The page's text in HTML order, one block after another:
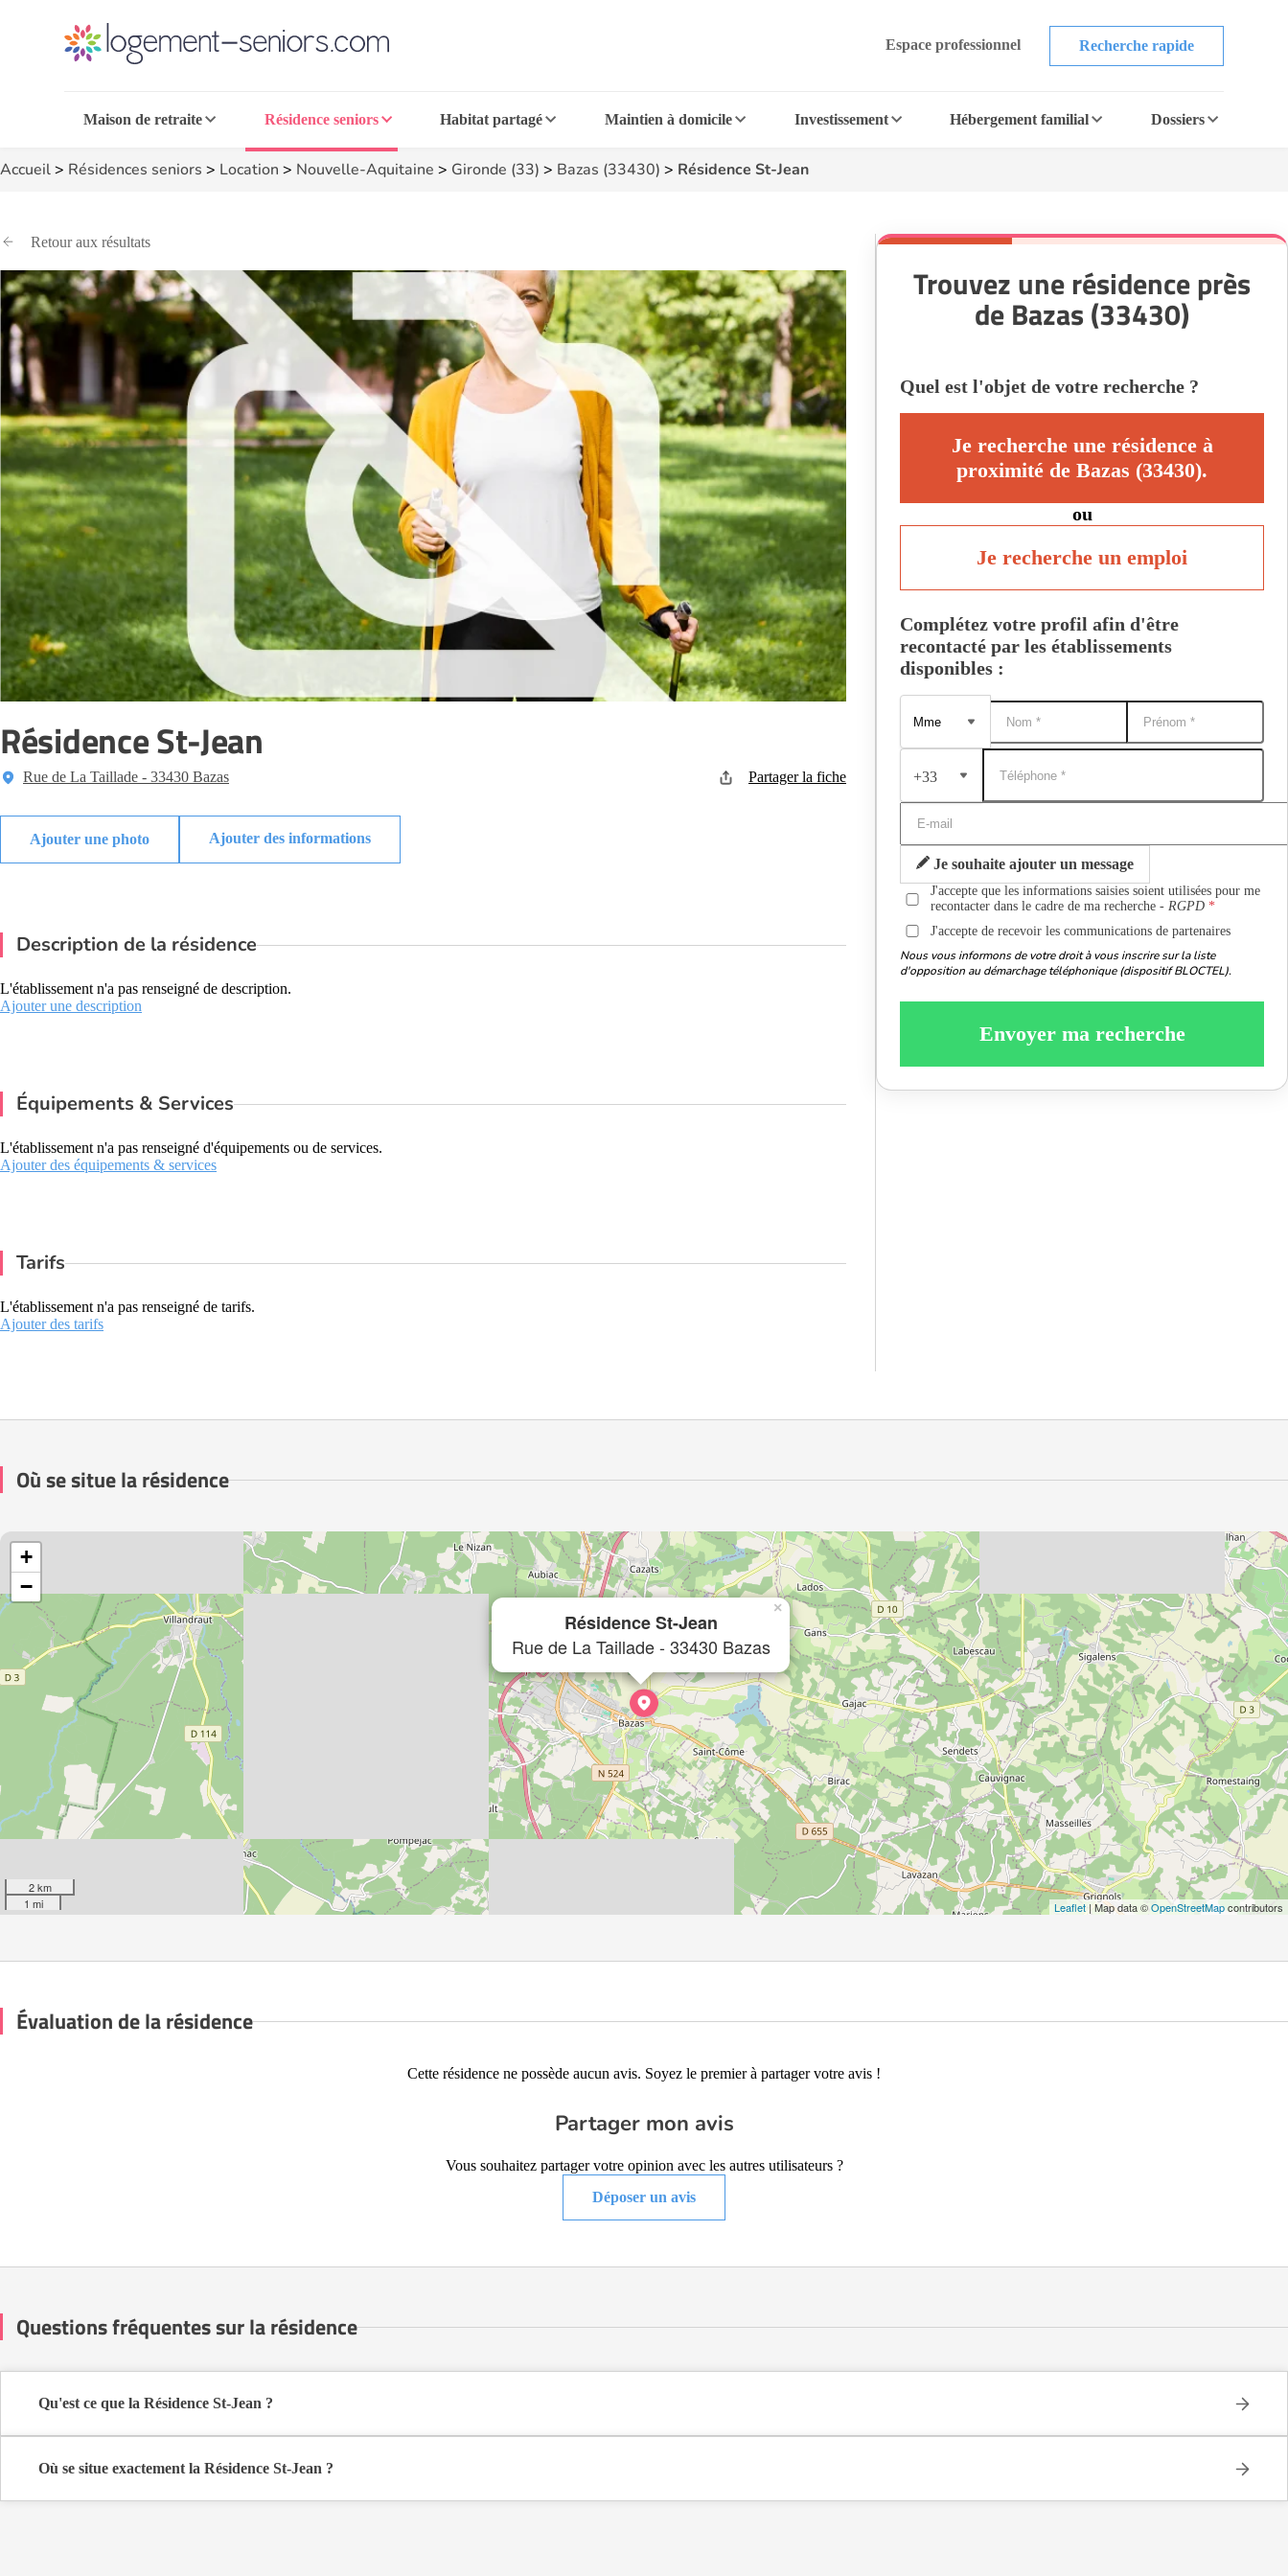
Espace professionnel Recherche rapide
Maison de retraite Résidence seniors Habitat partagé Maintien à domicile Investissement Hébergement familial Dossiers
Accueil> Résidences seniors > Location > Nouvelle-Aquitaine > Gironde (33) > Bazas (33430) > Résidence St-Jean
Retour aux résultats
Résidence St-Jean
Rue de La Taillade - 33430 Bazas Partager la fiche
Ajouter des informations
Description de la résidence
L'établissement n'a pas renseigné de description.
Ajouter une description
Équipements & Services
L'établissement n'a pas renseigné d'équipements ou de services.
Ajouter des équipements & services
Tarifs
L'établissement n'a pas renseigné de tarifs.
Ajouter des tarifs
Trouvez une résidence près
de Bazas (33430)
Quel est l'objet de votre recherche ?
Je recherche une résidence à
proximité de Bazas (33430).
ou
Je recherche un emploi
Complétez votre profil afin d'être
recontacté par les établissements
disponibles :
+33
Je souhaite ajouter un message
J'accepte que les informations saisies soient utilisées pour me
recontacter dans le cadre de ma recherche -RGPD
J'accepte de recevoir les communications de partenaires
Nous vous informons de votre droit à vous inscrire sur la liste
d'opposition au démarchage téléphonique (dispositif BLOCTEL).
Envoyer ma recherche
Où se situe la résidence
Résidence St-Jean
Rue de La Taillade - 33430 Bazas
×
+
−
2 km
1 mi
Leaflet| Map data ©OpenStreetMapcontributors
Évaluation de la résidence
Cette résidence ne possède aucun avis. Soyez le premier à partager votre avis !
Partager mon avis
Vous souhaitez partager votre opinion avec les autres utilisateurs ?
Déposer un avis
Questions fréquentes sur la résidence
Qu'est ce que la Résidence St-Jean ?
Où se situe exactement la Résidence St-Jean ?